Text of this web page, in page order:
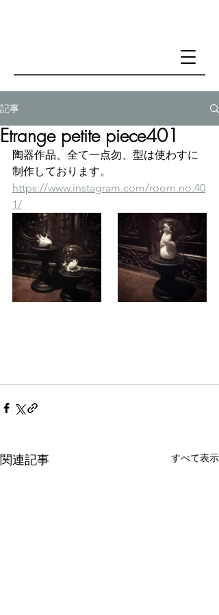
記事
Etrange petite piece401
陶器作品、全て一点勿、型は使わすに
制作しております。
https://www.instagram.com/room.no.40
1/
関連記事 すべて表示